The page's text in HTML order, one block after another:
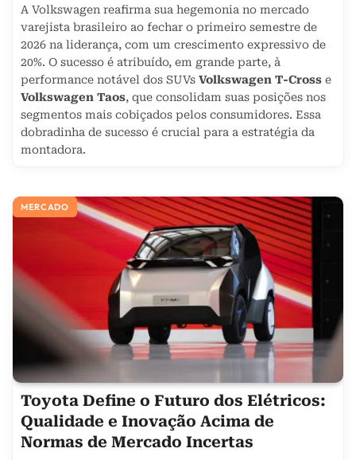
A Volkswagen reafirma sua hegemonia no mercado
varejista brasileiro ao fechar o primeiro semestre de
2026 na liderança, com um crescimento expressivo de
20%. O sucesso é atribuído, em grande parte, à
performance notável dos SUVs Volkswagen T-Cross e
Volkswagen Taos, que consolidam suas posições nos
segmentos mais cobiçados pelos consumidores. Essa
dobradinha de sucesso é crucial para a estratégia da
montadora.
MERCADO
Toyota Define o Futuro dos Elétricos:
Qualidade e Inovação Acima de
Normas de Mercado Incertas